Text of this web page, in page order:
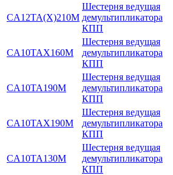
CA12TA(X)210M
Шестерня ведущая
демультипликатора
КПП
CA10TAX160M
Шестерня ведущая
демультипликатора
КПП
CA10TA190M
Шестерня ведущая
демультипликатора
КПП
CA10TAX190M
Шестерня ведущая
демультипликатора
КПП
CA10TA130M
Шестерня ведущая
демультипликатора
КПП